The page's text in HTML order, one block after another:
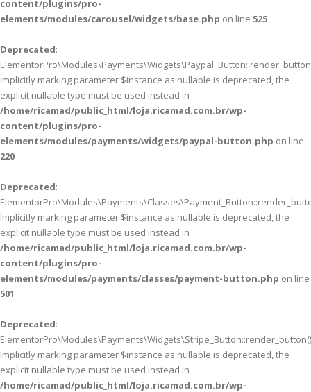
content/plugins/pro-
elements/modules/carousel/widgets/base.php on line 525
Deprecated:
Implicitly marking parameter $instance as nullable is deprecated, the
explicit nullable type must be used instead in
/home/ricamad/public_html/loja.ricamad.com.br/wp-
content/plugins/pro-
elements/modules/payments/widgets/paypal-button.php on line
220
Deprecated:
Implicitly marking parameter $instance as nullable is deprecated, the
explicit nullable type must be used instead in
/home/ricamad/public_html/loja.ricamad.com.br/wp-
content/plugins/pro-
elements/modules/payments/classes/payment-button.php on line
501
Deprecated:
Implicitly marking parameter $instance as nullable is deprecated, the
explicit nullable type must be used instead in
/home/ricamad/public_html/loja.ricamad.com.br/wp-